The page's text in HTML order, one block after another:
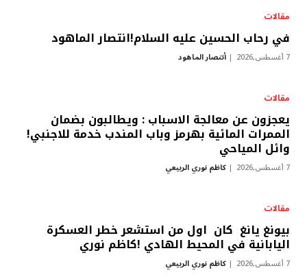
مقالات
في رحاب الحسين عليه السلام!انتصار الماهود
7 أغسطس,2026 أنتصار الماهود
مقالات
يعجزون عن معالجة الاسباب : ويطالبون بضمان
الممرات المائية بهرمز وباب المندب خدمة للاجنبي!
وائل المياحي
7 أغسطس,2026 كاظم نوري الربيعي
مقالات
بيونغ يانغ كان اول من استشعر خطر العسكرة
اليابانية في المحيط الهادي !كاظم نوري
7 أغسطس,2026 كاظم نوري الربيعي